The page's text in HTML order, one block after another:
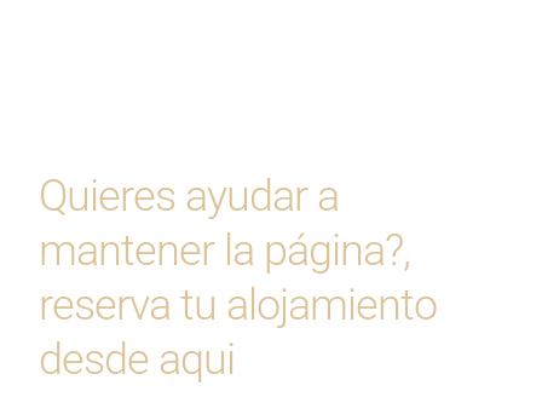
Quieres ayudar a
mantener la página?,
reserva tu alojamiento
desde aqui